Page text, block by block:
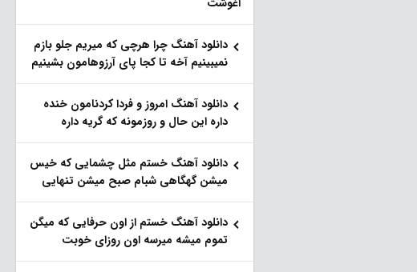
دانلود آهنگ چرا هرچی که میریم جلو بازم
نمیبینیم آخه تا کجا پای آرزوهامون بشینیم
دانلود آهنگ امروز و فردا کردنامون خنده
داره این حال و روزمونه که گریه داره
دانلود آهنگ خستم مثل چشمایی که خیس
میشن گهگاهی شبام صبح میشن تنهایی
دانلود آهنگ خستم از اون حرفایی که میگن
تموم میشه میرسه اون روزای خوبت